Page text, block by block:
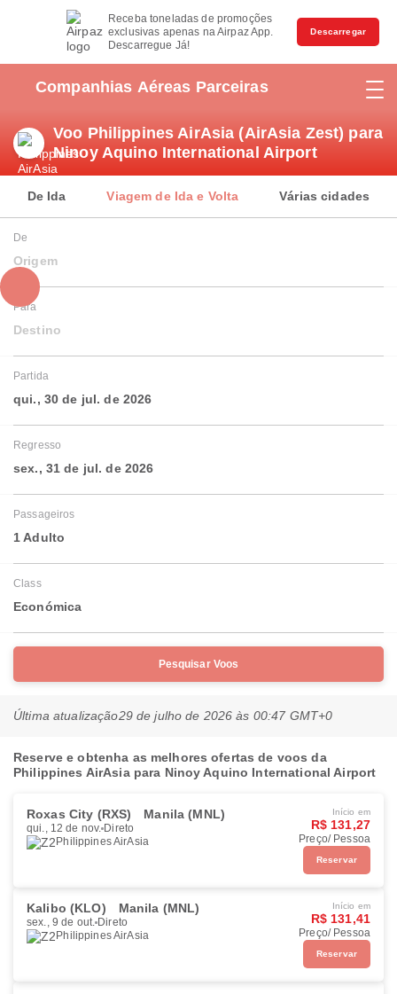
Receba toneladas de promoções
exclusivas apenas na Airpaz App.
Descarregue Já!
Descarregar
Companhias Aéreas Parceiras
Voo Philippines AirAsia (AirAsia Zest) para
Ninoy Aquino International Airport
De Ida Viagem de Ida e Volta Várias cidades
De
Origem
Para
Destino
Partida
qui., 30 de jul. de 2026
Regresso
sex., 31 de jul. de 2026
Passageiros
1 Adulto
Class
Económica
Pesquisar Voos
Última atualização29 de julho de 2026 às 00:47 GMT+0
Reserve e obtenha as melhores ofertas de voos da
Philippines AirAsia para Ninoy Aquino International Airport
Roxas City (RXS) Manila (MNL)
qui., 12 de nov. Direto
Philippines AirAsia
Início em
R$ 131,27
Preço/ Pessoa
Reservar
Kalibo (KLO) Manila (MNL)
sex., 9 de out. Direto
Philippines AirAsia
Início em
R$ 131,41
Preço/ Pessoa
Reservar